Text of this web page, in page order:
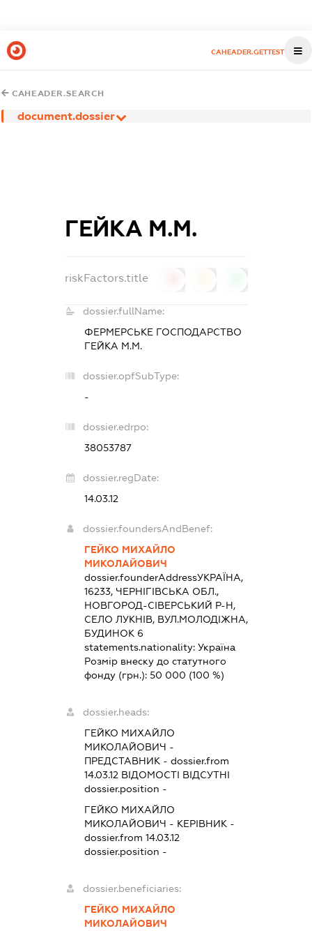
CAHEADER.GETTEST
CAHEADER.SEARCH
document.dossier
ГЕЙКА М.М.
riskFactors.title
dossier.fullName:
ФЕРМЕРСЬКЕ ГОСПОДАРСТВО
ГЕЙКА М.М.
dossier.opfSubType:
-
dossier.edrpo:
38053787
dossier.regDate:
14.03.12
dossier.foundersAndBenef:
ГЕЙКО МИХАЙЛО
МИКОЛАЙОВИЧ
dossier.founderAddressУКРАЇНА,
16233, ЧЕРНІГІВСЬКА ОБЛ.,
НОВГОРОД-СІВЕРСЬКИЙ Р-Н,
СЕЛО ЛУКНІВ, ВУЛ.МОЛОДІЖНА,
БУДИНОК 6
statements.nationality: Україна
Розмір внеску до статутного
фонду (грн.): 50 000 (100 %)
dossier.heads:
ГЕЙКО МИХАЙЛО
МИКОЛАЙОВИЧ -
ПРЕДСТАВНИК- dossier.from
14.03.12ВІДОМОСТІ ВІДСУТНІ
dossier.position -
ГЕЙКО МИХАЙЛО
МИКОЛАЙОВИЧ - КЕРІВНИК-
dossier.from 14.03.12
dossier.position -
dossier.beneficiaries:
ГЕЙКО МИХАЙЛО
МИКОЛАЙОВИЧ